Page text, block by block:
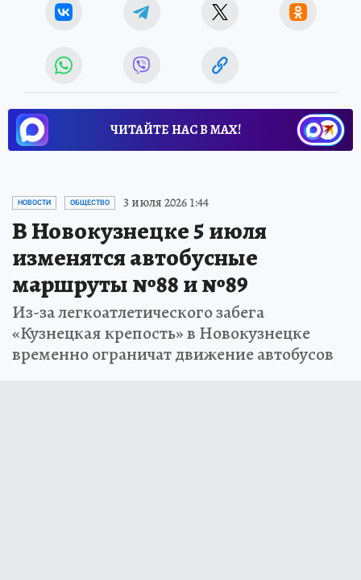
ЧИТАЙТЕ НАС В МАХ!
НОВОСТИ ОБЩЕСТВО 3 июля 2026 1:44
В Новокузнецке 5 июля
изменятся автобусные
маршруты №88 и №89
Из-за легкоатлетического забега
«Кузнецкая крепость» в Новокузнецке
временно ограничат движение автобусов